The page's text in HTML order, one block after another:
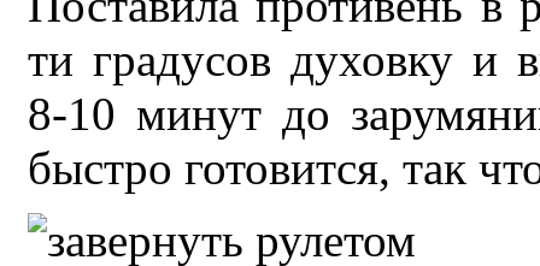
ти градусов духовку и
8-10 минут до
быстро готовится, так